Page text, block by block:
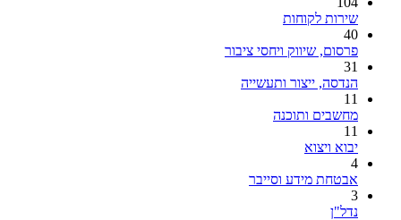
שירות לקוחות
40
פרסום, שיווק ויחסי ציבור
31
הנדסה, ייצור ותעשייה
11
מחשבים ותוכנה
11
יבוא ויצוא
4
אבטחת מידע וסייבר
3
נדל"ן